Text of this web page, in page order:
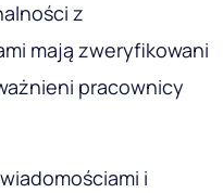
z
mają zweryfikowani
pracownicy
i